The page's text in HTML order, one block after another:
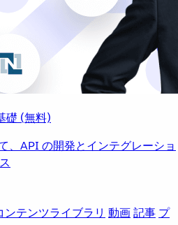
礎 (無料)
API の開発とインテグレーショ
ンテンツライブラリ 動画記事 プ